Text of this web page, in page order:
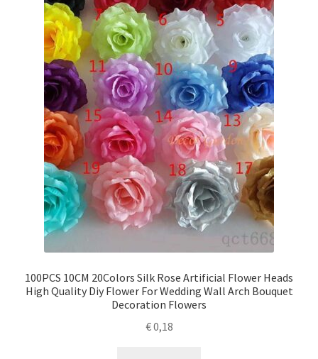
100PCS 10CM 20Colors Silk Rose Artificial Flower Heads
High Quality Diy Flower For Wedding Wall Arch Bouquet
Decoration Flowers
€0,18